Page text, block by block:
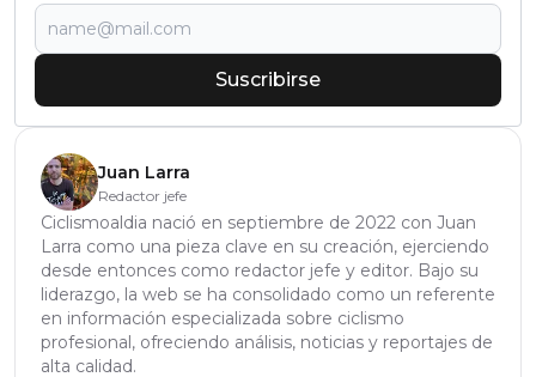
Suscribirse
Juan Larra
Redactor jefe
Ciclismoaldia nació en septiembre de 2022 con Juan
Larra como una pieza clave en su creación, ejerciendo
desde entonces como redactor jefe y editor. Bajo su
liderazgo, la web se ha consolidado como un referente
en información especializada sobre ciclismo
profesional, ofreciendo análisis, noticias y reportajes de
alta calidad.